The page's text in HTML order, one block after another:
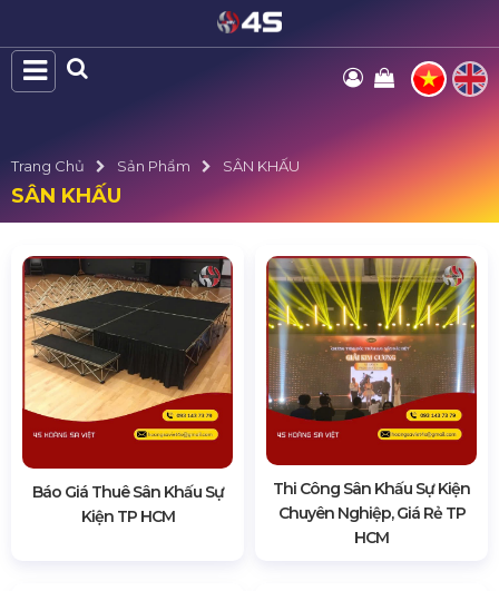
Trang Chủ Sản Phẩm SÂN KHẤU
SÂN KHẤU
Báo Giá Thuê Sân Khấu Sự
Kiện TP HCM
Thi Công Sân Khấu Sự Kiện
Chuyên Nghiệp, Giá Rẻ TP
HCM